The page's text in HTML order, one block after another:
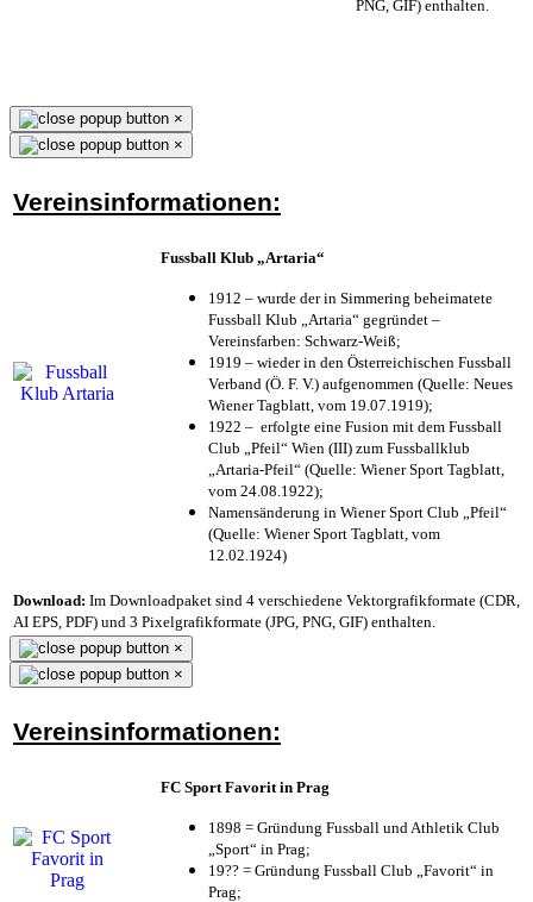
PNG, GIF) enthalten.
×
×
Vereinsinformationen:
Fussball Klub „Artaria“
1912 – wurde der in Simmering beheimatete
Fussball Klub „Artaria“ gegründet –
Vereinsfarben: Schwarz-Weiß;
1919 – wieder in den Österreichischen Fussball
Verband (Ö. F. V.) aufgenommen (Quelle: Neues
Wiener Tagblatt, vom 19.07.1919);
1922 – erfolgte eine Fusion mit dem Fussball
Club „Pfeil“ Wien (III) zum Fussballklub
„Artaria-Pfeil“ (Quelle: Wiener Sport Tagblatt,
vom 24.08.1922);
Namensänderung in Wiener Sport Club „Pfeil“
(Quelle: Wiener Sport Tagblatt, vom
12.02.1924)
Download: Im Downloadpaket sind 4 verschiedene Vektorgrafikformate (CDR,
AI EPS, PDF) und 3 Pixelgrafikformate (JPG, PNG, GIF) enthalten.
×
×
Vereinsinformationen:
FC Sport Favorit in Prag
1898 = Gründung Fussball und Athletik Club
„Sport“ in Prag;
19?? = Gründung Fussball Club „Favorit“ in
Prag;